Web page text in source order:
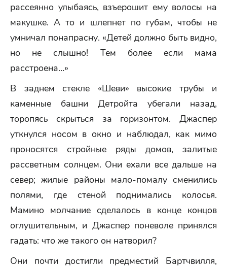
рассеянно улыбаясь, взъерошит ему волосы на
макушке. А то и шлепнет по губам, чтобы не
умничал понапрасну. «Детей должно быть видно,
но не слышно! Тем более если мама
расстроена…»
В заднем стекле «Шеви» высокие трубы и
каменные башни Детройта убегали назад,
торопясь скрыться за горизонтом. Джаспер
уткнулся носом в окно и наблюдал, как мимо
проносятся стройные ряды домов, залитые
рассветным солнцем. Они ехали все дальше на
север; жилые районы мало-помалу сменились
полями, где стеной поднимались колосья.
Мамино молчание сделалось в конце концов
оглушительным, и Джаспер поневоле принялся
гадать: что же такого он натворил?
Они почти достигли предместий Бартчвилля,